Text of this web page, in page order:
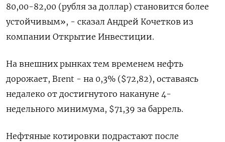
80,00-82,00 (рубля за доллар) становится более
устойчивым», - сказал Андрей Кочетков из
компании Открытие Инвестиции.
На внешних рынках тем временем нефть
дорожает, Brent - на 0,3% ($72,82), оставаясь
недалеко от достигнутого накануне 4-
недельного минимума, $71,39 за баррель.
Нефтяные котировки подрастают после